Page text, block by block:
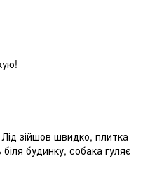
зійшов швидко, плитка
будинку, собака гуляє